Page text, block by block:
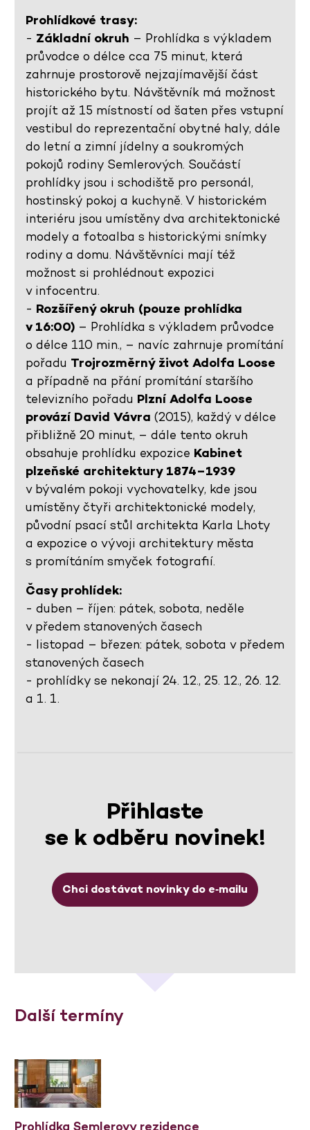
Prohlídkové trasy:
- Základní okruh – Prohlídka s výkladem
průvodce o délce cca 75 minut, která
zahrnuje prostorově nejzajímavější část
historického bytu. Návštěvník má možnost
projít až 15 místností od šaten přes vstupní
vestibul do reprezentační obytné haly, dále
do letní a zimní jídelny a soukromých
pokojů rodiny Semlerových. Součástí
prohlídky jsou i schodiště pro personál,
hostinský pokoj a kuchyně. V historickém
interiéru jsou umístěny dva architektonické
modely a fotoalba s historickými snímky
rodiny a domu. Návštěvníci mají též
možnost si prohlédnout expozici
v infocentru.
- Rozšířený okruh (pouze prohlídka
v 16:00) – Prohlídka s výkladem průvodce
o délce 110 min., – navíc zahrnuje promítání
pořadu Trojrozměrný život Adolfa Loose
a případně na přání promítání staršího
televizního pořadu Plzní Adolfa Loose
provází David Vávra (2015), každý v délce
přibližně 20 minut, – dále tento okruh
obsahuje prohlídku expozice Kabinet
plzeňské architektury 1874–1939
v bývalém pokoji vychovatelky, kde jsou
umístěny čtyři architektonické modely,
původní psací stůl architekta Karla Lhoty
a expozice o vývoji architektury města
s promítáním smyček fotografií.
Časy prohlídek:
- duben – říjen: pátek, sobota, neděle
v předem stanovených časech
- listopad – březen: pátek, sobota v předem
stanovených časech
- prohlídky se nekonají 24. 12., 25. 12., 26. 12.
a 1. 1.
Přihlaste
se k odběru novinek!
Chci dostávat novinky do e‑mailu
Další termíny
Prohlídka Semlerovy rezidence